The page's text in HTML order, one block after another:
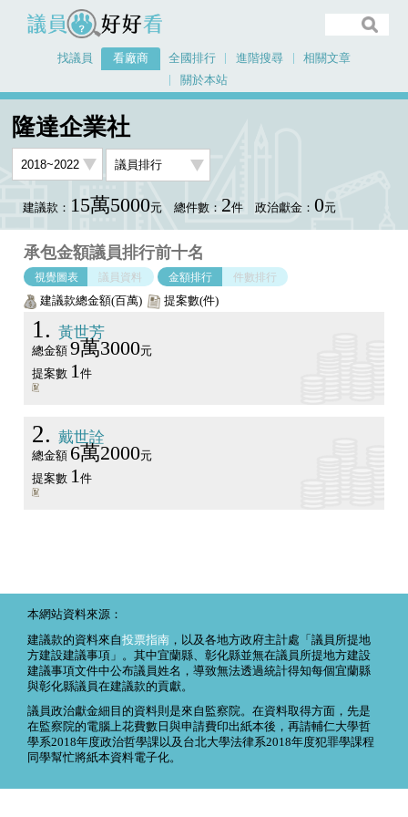
議員好好看
找議員 看廠商 全國排行 進階搜尋
相關文章
關於本站
隆達企業社
建議款： 15萬5000元 總件數： 2件 政治獻金： 0元
承包金額議員排行前十名
視覺圖表 議員資料 金額排行 件數排行
建議款總金額(百萬) 提案數(件)
1 黃世芳
總金額 9萬3000元
提案數 1件
2 戴世詮
總金額 6萬2000元
提案數 1件
本網站資料來源：
建議款的資料來自投票指南 ，以及各地方政府主計處「議員所提地
方建設建議事項」。其中宜蘭縣、彰化縣並無在議員所提地方建設
建議事項文件中公布議員姓名，導致無法透過統計得知每個宜蘭縣
與彰化縣議員在建議款的貢獻。
議員政治獻金細目的資料則是來自監察院。在資料取得方面，先是
在監察院的電腦上花費數日與申請費印出紙本後，再請輔仁大學哲
學系2018年度政治哲學課以及台北大學法律系2018年度犯罪學課程
同學幫忙將紙本資料電子化。